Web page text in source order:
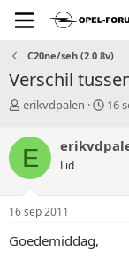
C20ne/seh (2.0 8v)
Verschil
T
p
i
c
s
a
t
erikvdpalen
S
r
a
16
E Lid
16 sep 2011
Goedemiddag,